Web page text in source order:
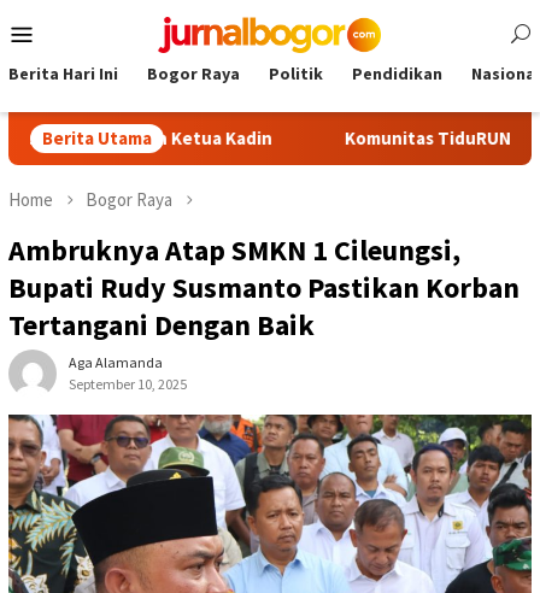
to
Menu
Berita Hari Ini Bogor Raya Politik Pendidikan Nasional
Berita Utama
Calon Ketua Kadin Komunitas TiduRUN Jajal Jalur
Home Bogor Raya
Ambruknya Atap SMKN 1 Cileungsi,
Bupati Rudy Susmanto Pastikan Korban
Tertangani Dengan Baik
Aga Alamanda
September 10, 2025